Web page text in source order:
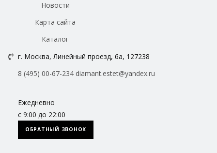
Новости
Карта сайта
Каталог
г. Москва, Линейный проезд, 6а, 127238
8 (495) 00-67-234 diamant.estet@yandex.ru
Ежедневно
с 9:00 до 22:00
ОБРАТНЫЙ ЗВОНОК